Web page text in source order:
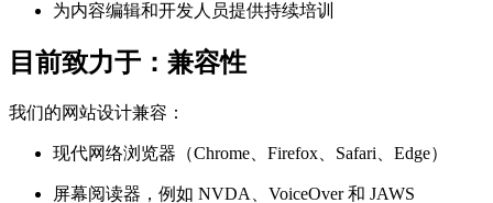
为内容编辑和开发人员提供持续培训
目前致力于：兼容性
我们的网站设计兼容：
现代网络浏览器（Chrome、Firefox、Safari、Edge）
屏幕阅读器，例如 NVDA、VoiceOver 和 JAWS